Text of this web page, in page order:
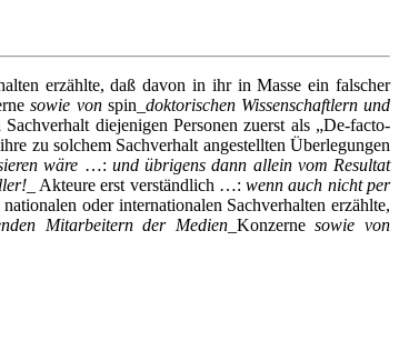
erzählte, daß davon in ihr in Masse ein falscher
sowie vonspin_ doktorischen Wissenschaftlern und
diejenigen Personen zuerst als „De-facto-
zu solchem Sachverhalt angestellten Überlegungen
wäre …: und übrigens dann allein vom Resultat
_ Akteure erst verständlich …:wenn auch nicht per
oder internationalen Sachverhalten erzählte,
Mitarbeitern der Medien_Konzernesowie von